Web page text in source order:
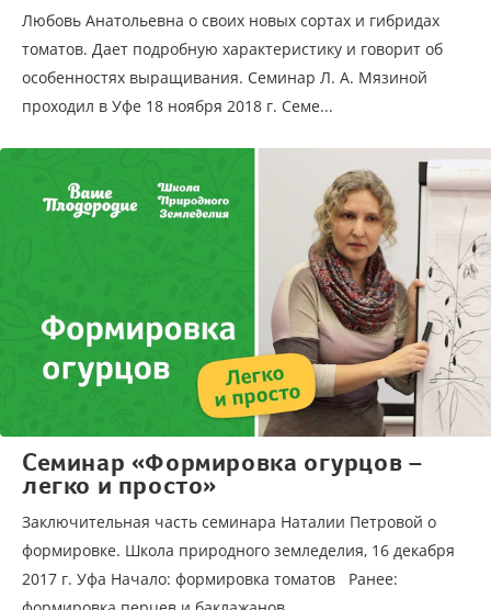
Любовь Анатольевна о своих новых сортах и гибридах
томатов. Дает подробную характеристику и говорит об
особенностях выращивания. Семинар Л. А. Мязиной
проходил в Уфе 18 ноября 2018 г. Семе...
Семинар «Формировка огурцов –
легко и просто»
Заключительная часть семинара Наталии Петровой о
формировке. Школа природного земледелия, 16 декабря
2017 г. Уфа Начало: формировка томатов Ранее: